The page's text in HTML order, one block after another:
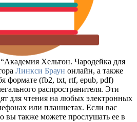
Хельтон. Чародейка для
Линкси Браун онлайн, а также
формате (fb2, txt, rtf, epub, pdf)
распространителя. Эти
для чтения на любых электронных
или планшетах. Если вас
вы также можете прослушать ее в